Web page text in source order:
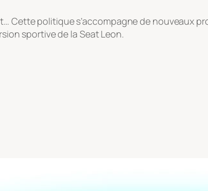
Cette politique s’accompagne de nouveaux
sportive de la Seat Leon.